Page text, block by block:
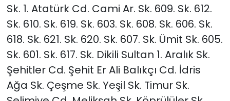
Sk. 1. Atatürk Cd. Cami Ar. Sk. 609. Sk. 612.
Sk. 610. Sk. 619. Sk. 603. Sk. 608. Sk. 606. Sk.
618. Sk. 621. Sk. 620. Sk. 607. Sk. Ümit Sk. 605.
Sk. 601. Sk. 617. Sk. Dikili Sultan 1. Aralık Sk.
Şehitler Cd. Şehit Er Ali Balıkçı Cd. İdris
Ağa Sk. Çeşme Sk. Yeşil Sk. Timur Sk.